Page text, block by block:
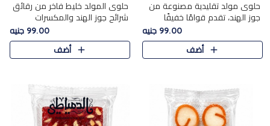
حلوى مولد تقليدية مصنوعة من
جوز الهند، تقدم قوامًا خفيفًا
ونكهة شرقية أصيلة تجسد روح
الـموسم الأعياد.
99.00 جنيه
أضف
حلوى المولد خليط فاخر من رقائق
شرائح جوز الهند والمكسرات
المحمصة، متماسك بشراب حلاوة
الكراميل الخفيفة ليمنحك قرمشة
غنية ومذاقًا شرقيًا أصيلً..
99.00 جنيه
أضف